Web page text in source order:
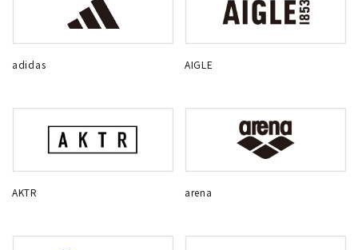
adidas AIGLE
AKTR arena